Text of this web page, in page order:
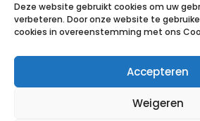
Deze website gebruikt cookies om uw
verbeteren. Door onze website te
cookies in overeenstemming met ons
Accepteren
Weigeren
Opdrachten